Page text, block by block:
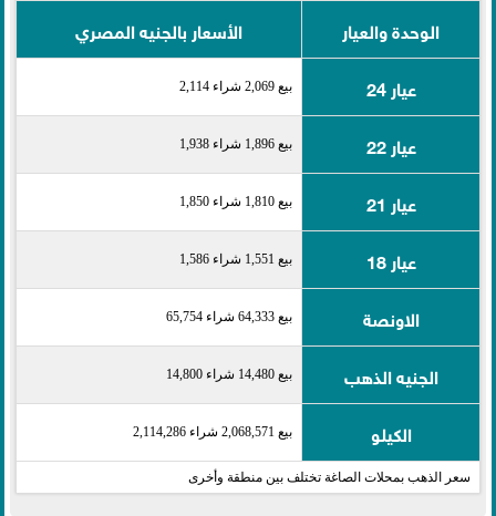
الوحدة والعيار
الأسعار بالجنيه المصري
عيار 24
بيع 2,069 شراء 2,114
عيار 22 بيع 1,896 شراء 1,938
عيار 21 بيع 1,810 شراء 1,850
عيار 18 بيع 1,551 شراء 1,586
الاونصة بيع 64,333 شراء 65,754
الجنيه الذهب بيع 14,480 شراء 14,800
الكيلو بيع 2,068,571 شراء 2,114,286
سعر الذهب بمحلات الصاغة تختلف بين منطقة وأخرى